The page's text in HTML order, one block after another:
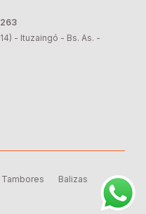
- Ituzaingó - Bs. As. -
Tambores
Balizas